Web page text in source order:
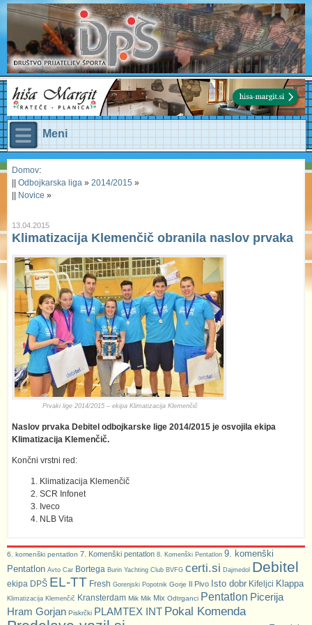
Meni
Domov:
Odbojkarska liga » 2014/2015 »
Novice »
13.04.2015
Klimatizacija Klemenčič obranila naslov prvaka
Prvaki lige 2014/2015 – ekipa Klimatizacija Klemenčič
Naslov prvaka Debitel odbojkarske lige 2014/2015 je osvojila ekipa
Klimatizacija Klemenčič.
Končni vrstni red:
Klimatizacija Klemenčič
SCR Infonet
Iveco
NLB Vita
6. komenški pentatlon 7. Komenški pentatlon 8. Komenški Pentatlon 9. komenški
Pentatlon Avto Car Bortega Burin Yachting Club BVFG certi.si Dajmedol Debitel
ekipa DPŠ EL-TT Fresh Gorenjski Popotnik Gorje Il Pivo Isto dobr Kifeljci Klappa
Klimatizacija Klemenčič Kransterdam Mik Mik Mix Odtrganci Pentatlon Picerija
Hram Gorjan Piskrčki PLAMTEX INT Pokal Komenda